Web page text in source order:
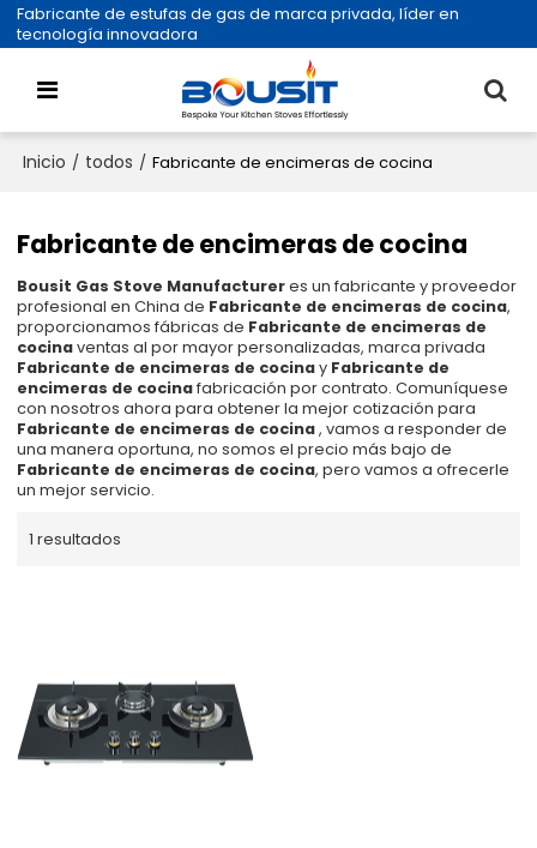
Fabricante de estufas de gas de marca privada, líder en
tecnología innovadora
Inicio / todos / Fabricante de encimeras de cocina
Fabricante de encimeras de cocina
Bousit Gas Stove Manufactureres un fabricante y proveedor
profesional en China de Fabricante de encimeras de cocina,
proporcionamos fábricas de Fabricante de encimeras de
cocinaventas al por mayor personalizadas, marca privada
Fabricante de encimeras de cocinay Fabricante de
encimeras de cocinafabricación por contrato. Comuníquese
con nosotros ahora para obtener la mejor cotización para
Fabricante de encimeras de cocina, vamos a responder de
una manera oportuna, no somos el precio más bajo de
Fabricante de encimeras de cocina, pero vamos a ofrecerle
un mejor servicio.
1 resultados